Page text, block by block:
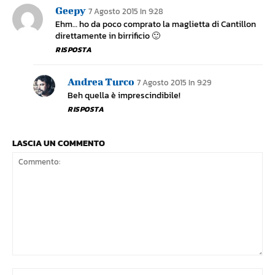
Geepy 7 Agosto 2015 In 9:28
Ehm… ho da poco comprato la maglietta di Cantillon
direttamente in birrificio 🙂
RISPOSTA
Andrea Turco 7 Agosto 2015 In 9:29
Beh quella è imprescindibile!
RISPOSTA
LASCIA UN COMMENTO